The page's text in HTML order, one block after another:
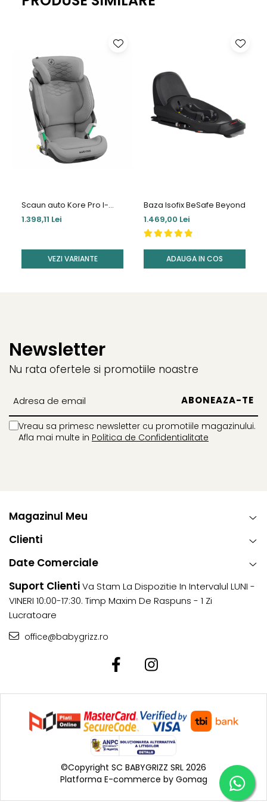
Caracteristici tehnice:
Usor de instalat, fixare rapida prin ventuza.
Se potriveste tuturor tipurilor de vehicule.
Dimensiuni: 44 x 38 cm.
Scaun auto Kore Pro I-
Size
1.398,11 Lei
VEZI VARIANTE
Baza Isofix BeSafe Beyond
1.469,00 Lei
ADAUGA IN COS
Newsletter
Nu rata ofertele si promotiile noastre
Vreau sa primesc newsletter cu promotiile magazinului.
Afla mai multe in Politica de Confidentialitate
Magazinul Meu
Clienti
Date Comerciale
Suport ClientiVa Stam La Dispozitie In Intervalul LUNI -
VINERI 10:00-17:30. Timp Maxim De Raspuns - 1 Zi
Lucratoare
office@babygrizz.ro
©Copyright SC BABYGRIZZ SRL 2026
Platforma E-commerce by Gomag